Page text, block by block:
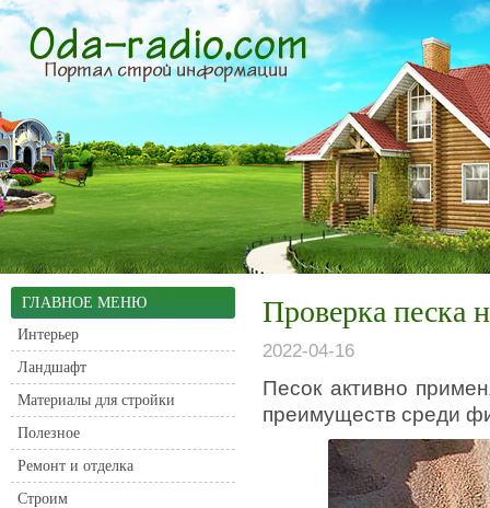
ГЛАВНОЕ МЕНЮ
Интерьер
Ландшафт
Материалы для стройки
Полезное
Ремонт и отделка
Строим
Проверка песка
2022-04-16
Песок активно
преимуществ среди